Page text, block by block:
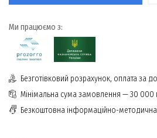
Ми працюємо з:
Безготівковий розрахунок, оплата за
Мінімальна сума замовлення — 30 000
Безкоштовна інформаційно-